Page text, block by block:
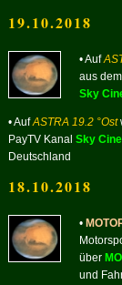
19.10.2018
• Auf
aus
Sky
• AufASTRA 19.2 °Ost
PayTV Kanal Sky
Deutschland
18.10.2018
•
über
und